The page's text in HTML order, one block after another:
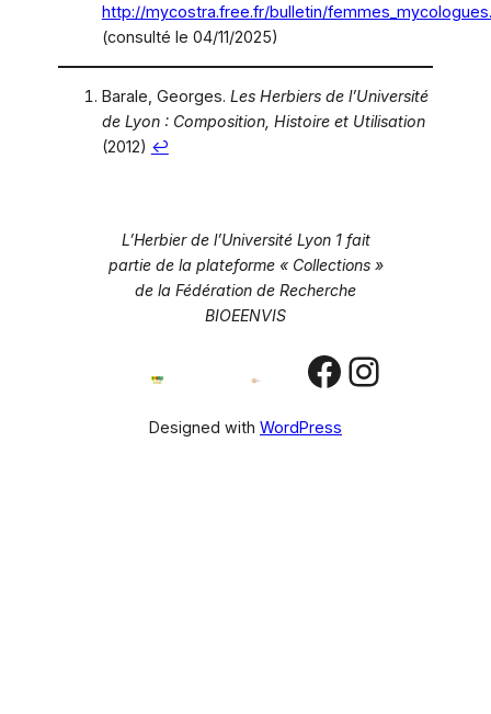
http://mycostra.free.fr/bulletin/
(consulté le 04/11/2025)
Barale, Georges. Les Herbiers de l’Université
de Lyon : Composition, Histoire et Utilisation
(2012) ↩︎
L’Herbier de l’Université Lyon 1 fait
partie de la plateforme « Collections »
de la Fédération de Recherche
BIOEENVIS
Facebook
Designed with WordPress